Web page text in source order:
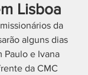
Lisboa
da
alguns dias
Paulo e Ivana
da CMC